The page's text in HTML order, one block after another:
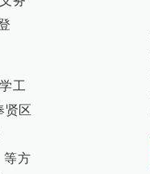
工
贤区
等方